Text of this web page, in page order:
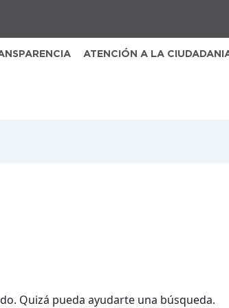
ATENCIÓN A LA
Quizá pueda ayudarte una búsqueda.